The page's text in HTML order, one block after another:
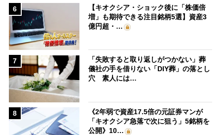
6
【キオクシア・ショック後に「株価倍
増」も期待できる注目銘柄5選】資産3
億円超・…
7
「失敗すると取り返しがつかない」葬
儀社の手を借りない「DIY葬」の落とし
穴 素人には…
8
《2年弱で資産17.5倍の元証券マンが
「キオクシア急落で次に狙う」5銘柄を
公開》10…